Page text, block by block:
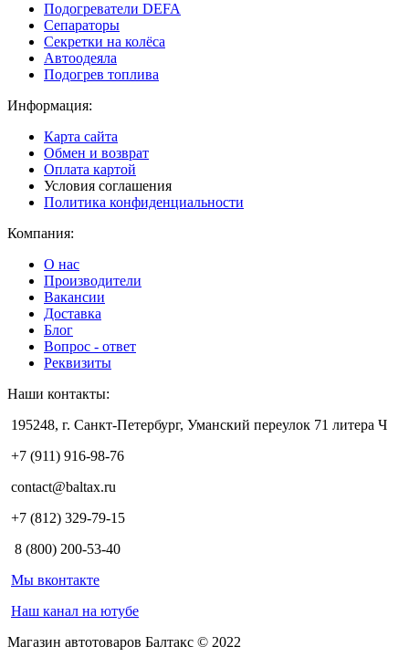
Подогреватели DEFA
Сепараторы
Секретки на колёса
Автоодеяла
Подогрев топлива
Информация:
Карта сайта
Обмен и возврат
Оплата картой
Условия соглашения
Политика конфиденциальности
Компания:
О нас
Производители
Вакансии
Доставка
Блог
Вопрос - ответ
Реквизиты
Наши контакты:
195248, г. Санкт-Петербург, Уманский переулок 71 литера Ч
+7 (911) 916-98-76
contact@baltax.ru
+7 (812) 329-79-15
8 (800) 200-53-40
Мы вконтакте
Наш канал на ютубе
Магазин автотоваров Балтакс © 2022